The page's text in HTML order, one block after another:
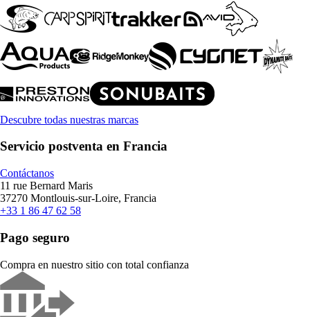
Descubre todas nuestras marcas
Servicio postventa en Francia
Contáctanos
11 rue Bernard Maris
37270 Montlouis-sur-Loire, Francia
+33 1 86 47 62 58
Pago seguro
Compra en nuestro sitio con total confianza